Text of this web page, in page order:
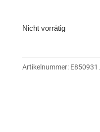
Nicht vorrätig
Artikelnummer: E850931